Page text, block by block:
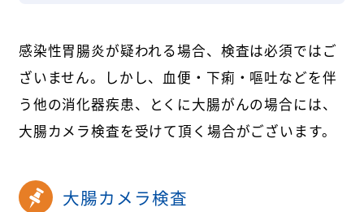
感染性胃腸炎が疑われる場合、検査は必須ではご
ざいません。しかし、血便・下痢・嘔吐などを伴
う他の消化器疾患、とくに大腸がんの場合には、
大腸カメラ検査を受けて頂く場合がございます。
大腸カメラ検査